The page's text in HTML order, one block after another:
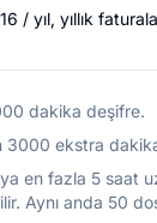
/ yıl, yıllık
dakika deşifre.
3000 ekstra
en fazla 5 saat
Aynı anda 50